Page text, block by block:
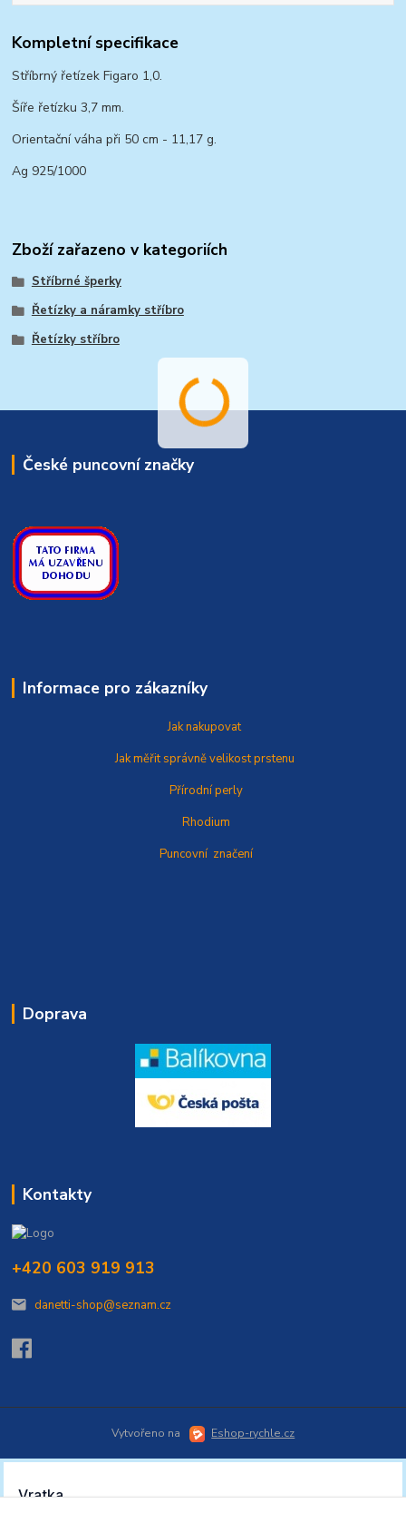
Kompletní specifikace
Stříbrný řetízek Figaro 1,0.
Šíře řetízku 3,7 mm.
Orientační váha při 50 cm - 11,17 g.
Ag 925/1000
Zboží zařazeno v kategoriích
Stříbrné šperky
Řetízky a náramky stříbro
Řetízky stříbro
České puncovní značky
Informace pro zákazníky
Jak nakupovat
Jak měřit správněvelikost prstenu
Přírodní perly
Rhodium
Puncovní značení
Doprava
Kontakty
+420 603 919 913
danetti-shop@seznam.cz
Vytvořeno na Eshop-rychle.cz